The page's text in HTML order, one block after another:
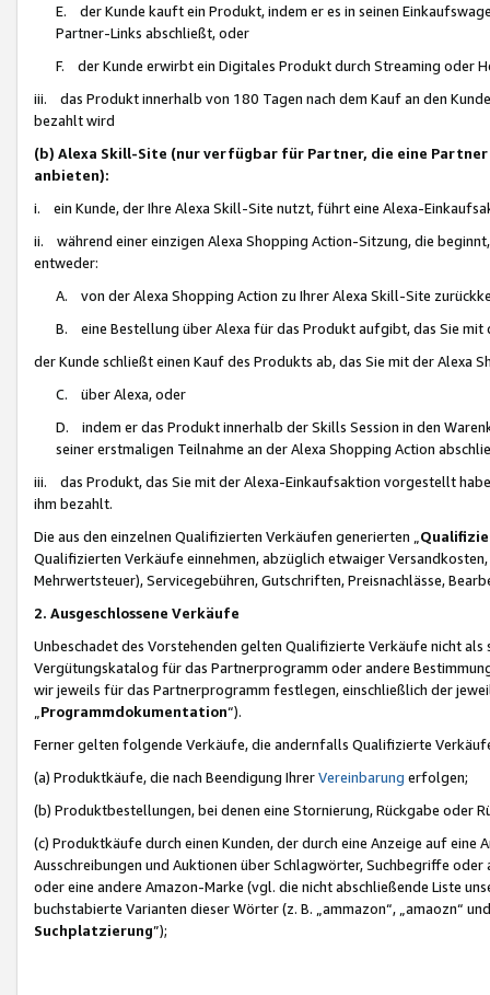
E. der Kunde kauft ein Produkt, indem er es in seinen
Partner-Links abschließt, oder
F. der Kunde erwirbt ein Digitales Produkt durch Streaming oder
iii. das Produkt innerhalb von 180 Tagen nach dem Kauf an den
bezahlt wird
(b) Alexa Skill-Site (nur verfügbar für Partner, die eine
anbieten):
i. ein Kunde, der Ihre Alexa Skill-Site nutzt, führt eine Alexa-
ii. während einer einzigen Alexa Shopping Action-Sitzung, die
entweder:
A. von der Alexa Shopping Action zu Ihrer Alexa Skill-Site
B. eine Bestellung über Alexa für das Produkt aufgibt, das Sie mit
der Kunde schließt einen Kauf des Produkts ab, das Sie mit der Alexa
C. über Alexa, oder
D. indem er das Produkt innerhalb der Skills Session in den
seiner erstmaligen Teilnahme an der Alexa Shopping Action
iii. das Produkt, das Sie mit der Alexa-Einkaufsaktion vorgestellt
ihm bezahlt.
Die aus den einzelnen Qualifizierten Verkäufen generierten „
Qualifizierten Verkäufe einnehmen, abzüglich etwaiger
Mehrwertsteuer), Servicegebühren, Gutschriften, Preisnachlässe,
2. Ausgeschlossene Verkäufe
Unbeschadet des Vorstehenden gelten Qualifizierte Verkäufe nicht
Vergütungskatalog für das Partnerprogramm oder andere
wir jeweils für das Partnerprogramm festlegen, einschließlich der
Programmdokumentation“).
Ferner gelten folgende Verkäufe, die andernfalls Qualifizierte
(a) Produktkäufe, die nach Beendigung IhrerVereinbarung erfolgen;
(b) Produktbestellungen, bei denen eine Stornierung, Rückgabe oder
(c) Produktkäufe durch einen Kunden, der durch eine Anzeige auf
Ausschreibungen und Auktionen über Schlagwörter, Suchbegriffe
oder eine andere Amazon-Marke (vgl. die nicht abschließende Liste
buchstabierte Varianten dieser Wörter (z. B. „ammazon“, „amaozn“
Suchplatzierung”);